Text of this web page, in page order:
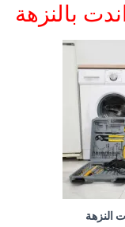
بالنزهة
النزهة